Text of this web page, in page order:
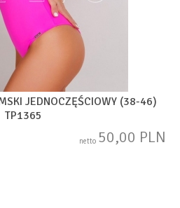
JEDNOCZĘŚCIOWY (38-46)
TP1365
netto 50,00 PLN